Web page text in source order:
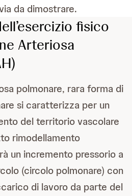
da dimostrare.
fisico
Arteriosa
polmonare, rara forma di
si caratterizza per un
del territorio vascolare
rimodellamento
un incremento pressorio a
(circolo polmonare) con
di lavoro da parte del